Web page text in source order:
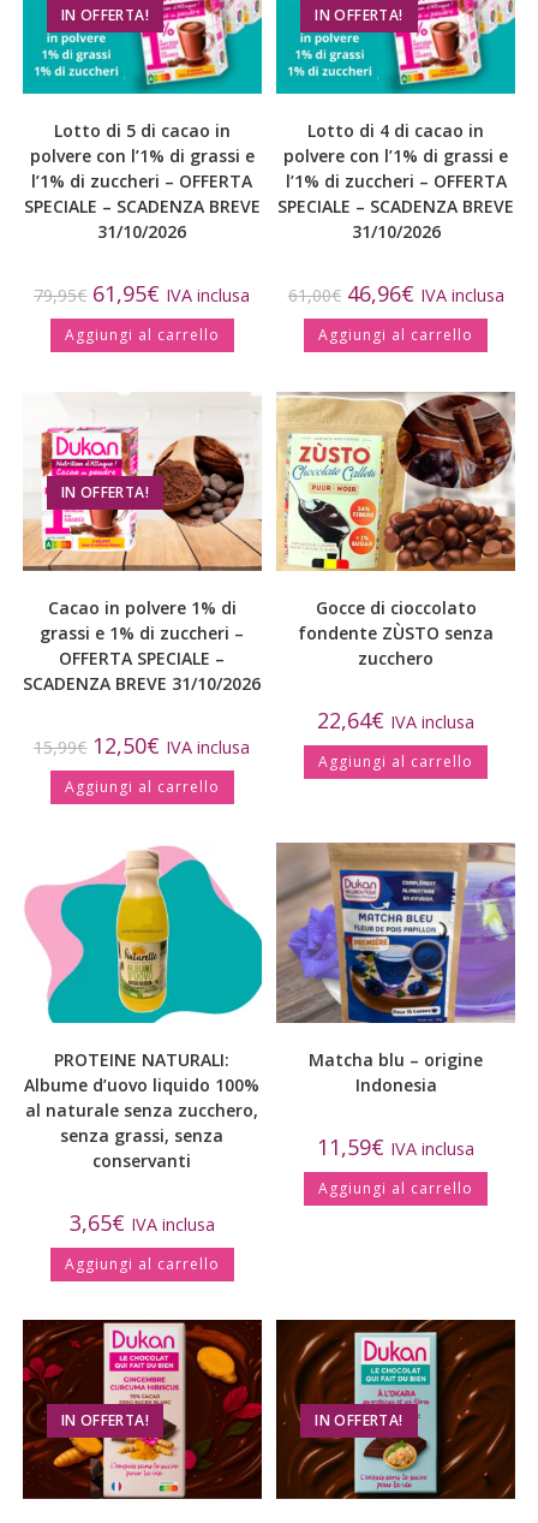
IN OFFERTA!
Lotto di 5 di cacao in
polvere con l’1% di grassi e
l’1% di zuccheri – OFFERTA
SPECIALE – SCADENZA BREVE
31/10/2026
79,95€ 61,95€ IVA inclusa
Aggiungi al carrello
IN OFFERTA!
Lotto di 4 di cacao in
polvere con l’1% di grassi e
l’1% di zuccheri – OFFERTA
SPECIALE – SCADENZA BREVE
31/10/2026
61,00€ 46,96€ IVA inclusa
Aggiungi al carrello
IN OFFERTA!
Cacao in polvere 1% di
grassi e 1% di zuccheri –
OFFERTA SPECIALE –
SCADENZA BREVE 31/10/2026
15,99€ 12,50€ IVA inclusa
Aggiungi al carrello
Gocce di cioccolato
fondente ZÙSTO senza
zucchero
22,64€ IVA inclusa
Aggiungi al carrello
PROTEINE NATURALI:
Albume d’uovo liquido 100%
al naturale senza zucchero,
senza grassi, senza
conservanti
3,65€ IVA inclusa
Aggiungi al carrello
Matcha blu – origine
Indonesia
11,59€ IVA inclusa
Aggiungi al carrello
IN OFFERTA! IN OFFERTA!